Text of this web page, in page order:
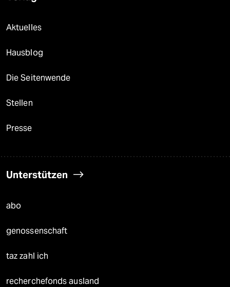
Aktuelles
Hausblog
Die Seitenwende
Stellen
Presse
Unterstützen
abo
genossenschaft
taz zahl ich
recherchefonds ausland